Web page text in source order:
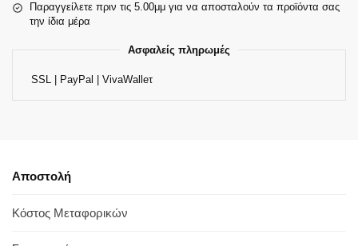
Παραγγείλετε πριν τις 5.00μμ για να αποσταλούν τα προϊόντα σας
την ίδια μέρα
Ασφαλείς πληρωμές
SSL | PayPal | VivaWalleτ
Αποστολή
Κόστος Μεταφορικών